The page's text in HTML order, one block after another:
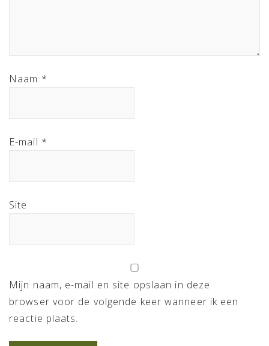
Naam *
E-mail *
Site
Mijn naam, e-mail en site opslaan in deze
browser voor de volgende keer wanneer ik een
reactie plaats.